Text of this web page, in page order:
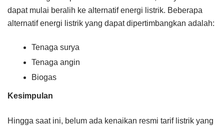
dapat mulai beralih ke alternatif energi listrik. Beberapa
alternatif energi listrik yang dapat dipertimbangkan adalah:
Tenaga surya
Tenaga angin
Biogas
Kesimpulan
Hingga saat ini, belum ada kenaikan resmi tarif listrik yang